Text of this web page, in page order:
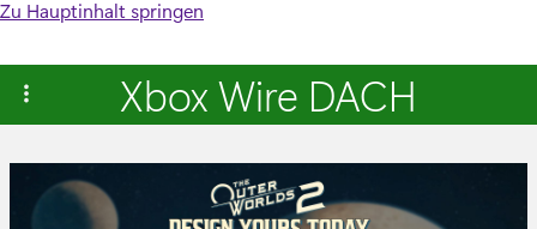
Zu Hauptinhalt springen
Xbox Wire DACH